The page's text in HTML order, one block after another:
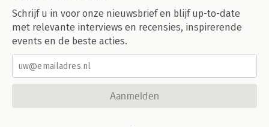
Schrijf u in voor onze nieuwsbrief en blijf up-to-date
met relevante interviews en recensies, inspirerende
events en de beste acties.
Aanmelden